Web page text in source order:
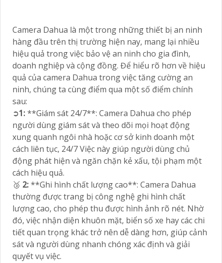
Camera Dahua là một trong những thiết bị an ninh
hàng đầu trên thị trường hiện nay, mang lại nhiều
hiệu quả trong việc bảo vệ an ninh cho gia đình,
doanh nghiệp và cộng đồng. Để hiểu rõ hơn về hiệu
quả của camera Dahua trong việc tăng cường an
ninh, chúng ta cùng điểm qua một số điểm chính
sau:
➲1:**Giám sát 24/7**: Camera Dahua cho phép
người dùng giám sát và theo dõi mọi hoạt động
xung quanh ngôi nhà hoặc cơ sở kinh doanh một
cách liên tục, 24/7 Việc này giúp người dùng chủ
động phát hiện và ngăn chặn kẻ xấu, tội phạm một
cách hiệu quả.
🥉 2:**Ghi hình chất lượng cao**: Camera Dahua
thường được trang bị công nghệ ghi hình chất
lượng cao, cho phép thu được hình ảnh rõ nét. Nhờ
đó, việc nhận diện khuôn mặt, biển số xe hay các chi
tiết quan trọng khác trở nên dễ dàng hơn, giúp cảnh
sát và người dùng nhanh chóng xác định và giải
quyết vụ việc.